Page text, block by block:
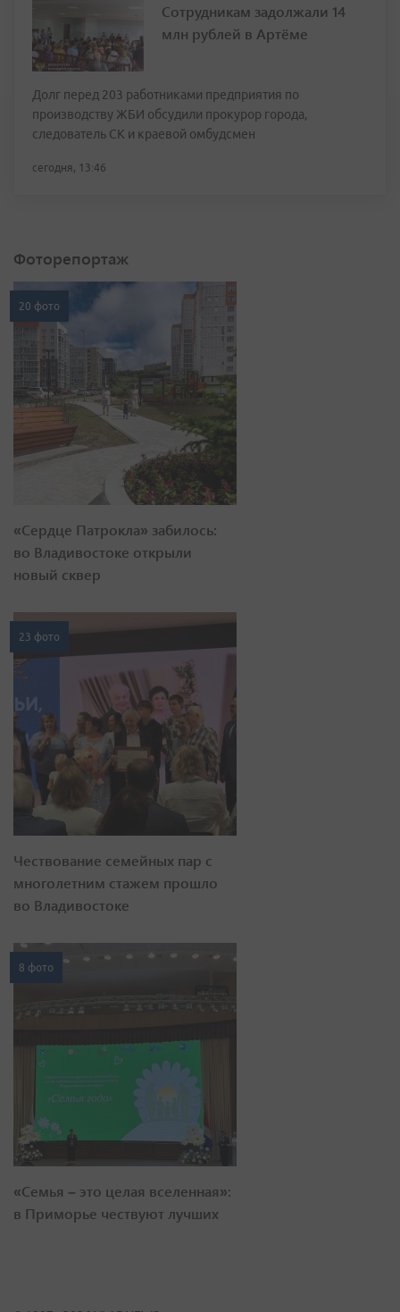
Сотрудникам задолжали 14
млн рублей в Артёме
Долг перед 203 работниками предприятия по
производству ЖБИ обсудили прокурор города,
следователь СК и краевой омбудсмен
сегодня, 13:46
Фоторепортаж
20 фото
«Сердце Патрокла» забилось:
во Владивостоке открыли
новый сквер
23 фото
Чествование семейных пар с
многолетним стажем прошло
во Владивостоке
8 фото
«Семья – это целая вселенная»:
в Приморье чествуют лучших